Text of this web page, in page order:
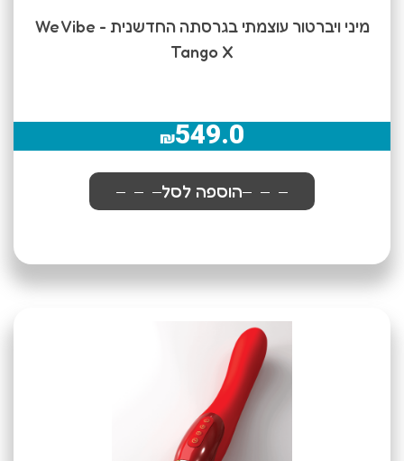
מיני ויברטור עוצמתי בגרסתה החדשנית We Vibe -
Tango X
₪549.0
הוספה לסל